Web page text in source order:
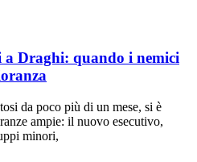
a Draghi: quando i nemici
da poco più di un mese, si è
ampie: il nuovo esecutivo,
minori,